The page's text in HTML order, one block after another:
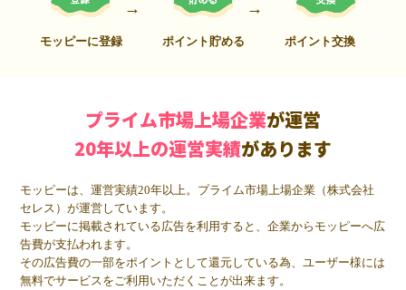
モッピーに登録 ポイント貯める ポイント交換
プライム市場上場企業が運営
20年以上の運営実績があります
モッピーは、運営実績20年以上。プライム市場上場企業（株式会社
セレス）が運営しています。
モッピーに掲載されている広告を利用すると、企業からモッピーへ広
告費が支払われます。
その広告費の一部をポイントとして還元している為、ユーザー様には
無料でサービスをご利用いただくことが出来ます。